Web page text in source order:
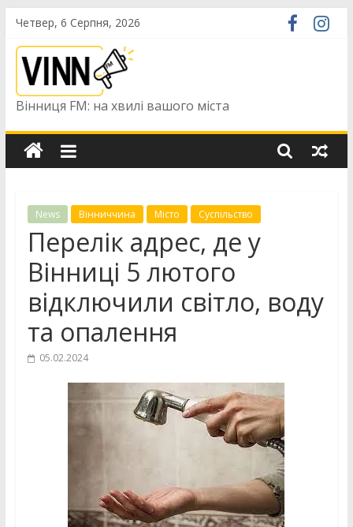
Skip
content
Четвер, 6 Серпня, 2026
Вінниця FM: на хвилі вашого міста
News Вінниччина Місто Суспільство
Перелік адрес, де у
Вінниці 5 лютого
відключили світло, воду
та опалення
05.02.2024